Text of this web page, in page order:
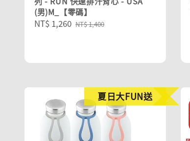
(男)M_【零碼】
Sale
NT$ 1,260 Regular
NT$ 1,400
夏日大FUN送